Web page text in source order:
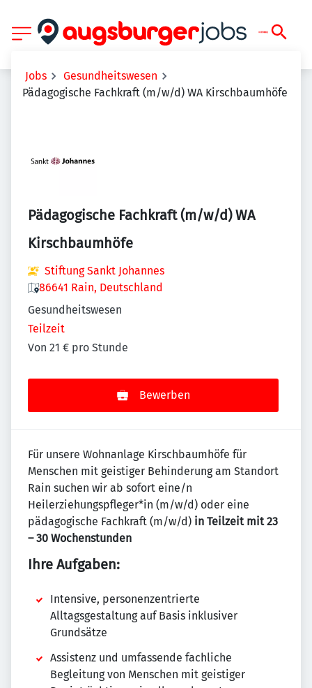
Jobs
Gesundheitswesen
Pädagogische Fachkraft (m/w/d) WA Kirschbaumhöfe
Pädagogische Fachkraft (m/w/d) WA
Kirschbaumhöfe
Stiftung Sankt Johannes
86641 Rain, Deutschland
Gesundheitswesen
Teilzeit
Von 21 € pro Stunde
Bewerben
Für unsere Wohnanlage Kirschbaumhöfe für
Menschen mit geistiger Behinderung am Standort
Rain suchen wir ab sofort eine/n
Heilerziehungspfleger*in (m/w/d) oder eine
pädagogische Fachkraft (m/w/d) in Teilzeit mit 23
– 30 Wochenstunden
Ihre Aufgaben:
Intensive, personenzentrierte
Alltagsgestaltung auf Basis inklusiver
Grundsätze
Assistenz und umfassende fachliche
Begleitung von Menschen mit geistiger